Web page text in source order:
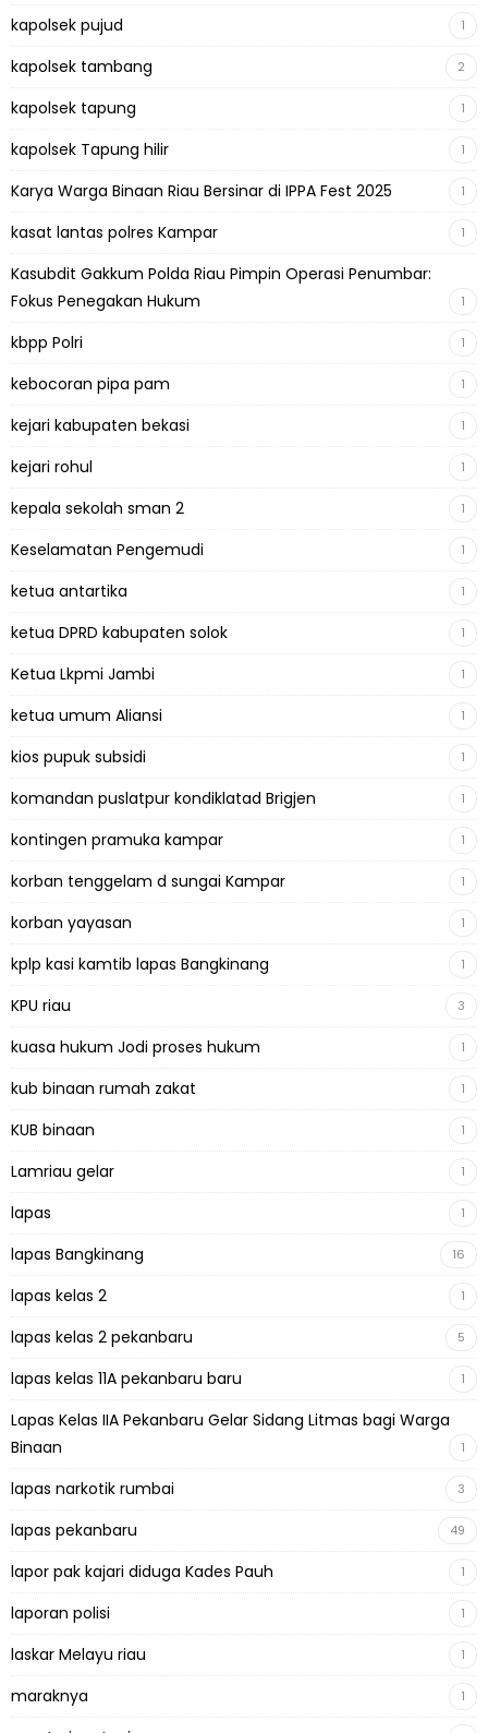
kapolsek pujud 1
kapolsek tambang 2
kapolsek tapung 1
kapolsek Tapung hilir 1
Karya Warga Binaan Riau Bersinar di IPPA Fest 2025 1
kasat lantas polres Kampar 1
Kasubdit Gakkum Polda Riau Pimpin Operasi Penumbar:
Fokus Penegakan Hukum
1
kbpp Polri 1
kebocoran pipa pam 1
kejari kabupaten bekasi 1
kejari rohul 1
kepala sekolah sman 2 1
Keselamatan Pengemudi 1
ketua antartika 1
ketua DPRD kabupaten solok 1
Ketua Lkpmi Jambi 1
ketua umum Aliansi 1
kios pupuk subsidi 1
komandan puslatpur kondiklatad Brigjen 1
kontingen pramuka kampar 1
korban tenggelam d sungai Kampar 1
korban yayasan 1
kplp kasi kamtib lapas Bangkinang 1
KPU riau 3
kuasa hukum Jodi proses hukum 1
kub binaan rumah zakat 1
KUB binaan 1
Lamriau gelar 1
lapas 1
lapas Bangkinang 16
lapas kelas 2 1
lapas kelas 2 pekanbaru 5
lapas kelas 11A pekanbaru baru 1
Lapas Kelas IIA Pekanbaru Gelar Sidang Litmas bagi Warga
Binaan
1
lapas narkotik rumbai 3
lapas pekanbaru 49
lapor pak kajari diduga Kades Pauh 1
laporan polisi 1
laskar Melayu riau 1
maraknya 1